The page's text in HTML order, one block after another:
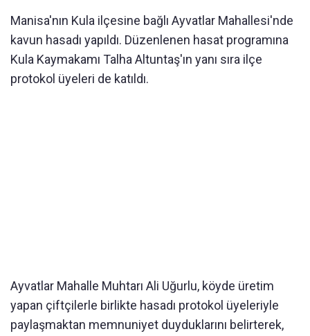
Manisa'nın Kula ilçesine bağlı Ayvatlar Mahallesi'nde
kavun hasadı yapıldı. Düzenlenen hasat programına
Kula Kaymakamı Talha Altuntaş'ın yanı sıra ilçe
protokol üyeleri de katıldı.
Ayvatlar Mahalle Muhtarı Ali Uğurlu, köyde üretim
yapan çiftçilerle birlikte hasadı protokol üyeleriyle
paylaşmaktan memnuniyet duyduklarını belirterek,